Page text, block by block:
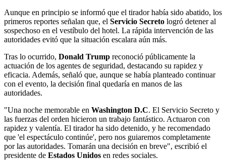
Aunque en principio se informó que el tirador había sido abatido, los
primeros reportes señalan que, el Servicio Secreto logró detener al
sospechoso en el vestíbulo del hotel. La rápida intervención de las
autoridades evitó que la situación escalara aún más.
Tras lo ocurrido, Donald Trump reconoció públicamente la
actuación de los agentes de seguridad, destacando su rapidez y
eficacia. Además, señaló que, aunque se había planteado continuar
con el evento, la decisión final quedaría en manos de las
autoridades.
"Una noche memorable en Washington D.C. El Servicio Secreto y
las fuerzas del orden hicieron un trabajo fantástico. Actuaron con
rapidez y valentía. El tirador ha sido detenido, y he recomendado
que 'el espectáculo continúe', pero nos guiaremos completamente
por las autoridades. Tomarán una decisión en breve", escribió el
presidente de Estados Unidos en redes sociales.